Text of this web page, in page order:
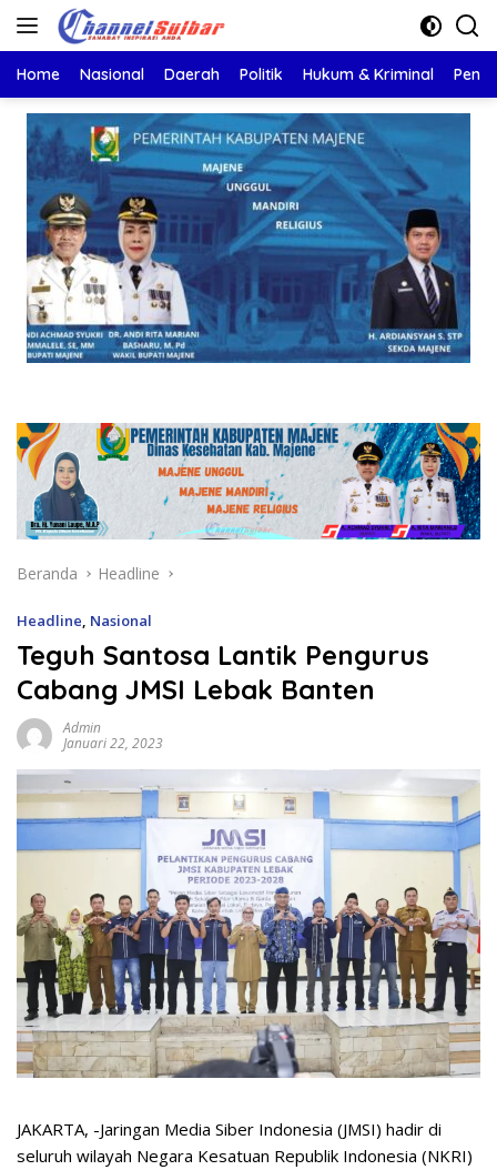
Langsung
Home Nasional Daerah Politik Hukum & Kriminal
Beranda Headline
Headline Nasional
Teguh Santosa Lantik Pengurus
Cabang JMSI Lebak Banten
Admin
Januari 22, 2023
JAKARTA, -Jaringan Media Siber Indonesia (JMSI) hadir di
seluruh wilayah Negara Kesatuan Republik Indonesia (NKRI)